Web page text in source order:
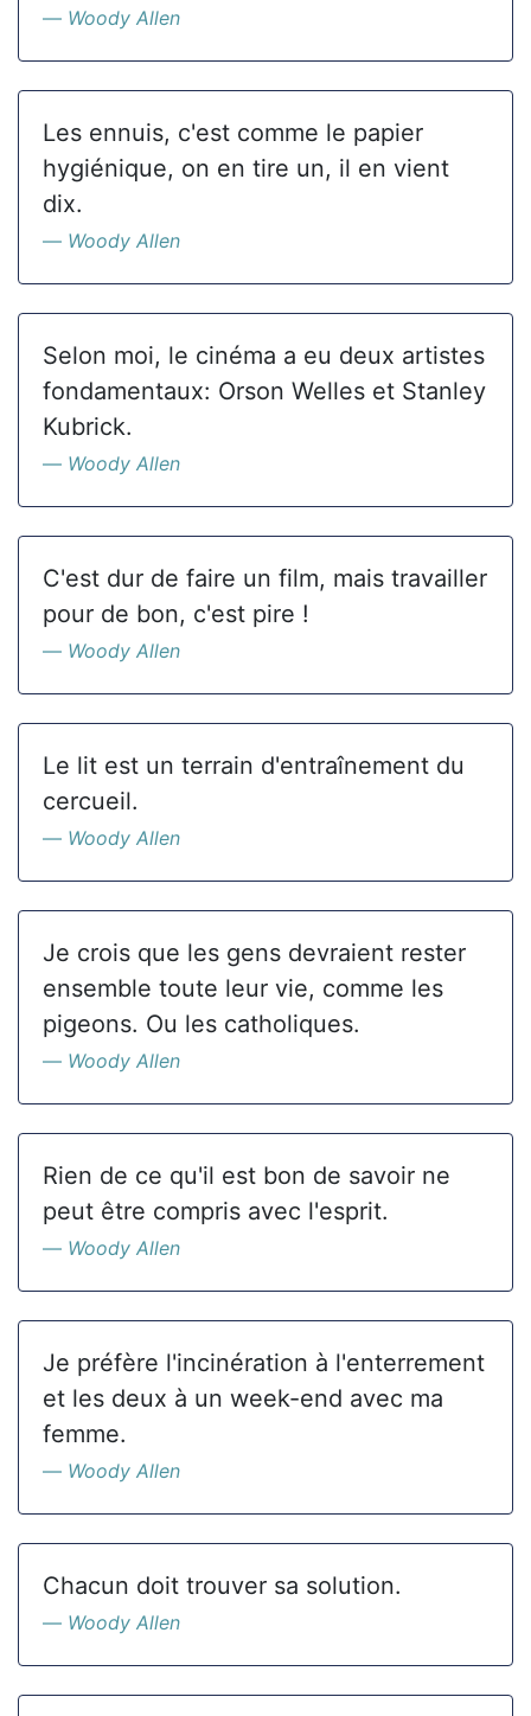
Woody Allen
Les ennuis, c'est comme le papier
hygiénique, on en tire un, il en vient
dix.
Woody Allen
Selon moi, le cinéma a eu deux artistes
fondamentaux: Orson Welles et Stanley
Kubrick.
Woody Allen
C'est dur de faire un film, mais travailler
pour de bon, c'est pire !
Woody Allen
Le lit est un terrain d'entraînement du
cercueil.
Woody Allen
Je crois que les gens devraient rester
ensemble toute leur vie, comme les
pigeons. Ou les catholiques.
Woody Allen
Rien de ce qu'il est bon de savoir ne
peut être compris avec l'esprit.
Woody Allen
Je préfère l'incinération à l'enterrement
et les deux à un week-end avec ma
femme.
Woody Allen
Chacun doit trouver sa solution.
Woody Allen